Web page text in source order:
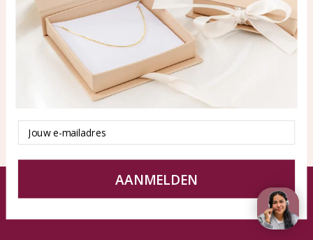
Producten
Alle producten
Nieuwe producten
KAYA Sieraden
Over ons
Samenwerken?
Tips en Advies
Duurzaamheid
© KAYA Sieraden
Algemene voorwaarden Disclaimer Privacy Policy Sitemap
Email
AANMELDEN